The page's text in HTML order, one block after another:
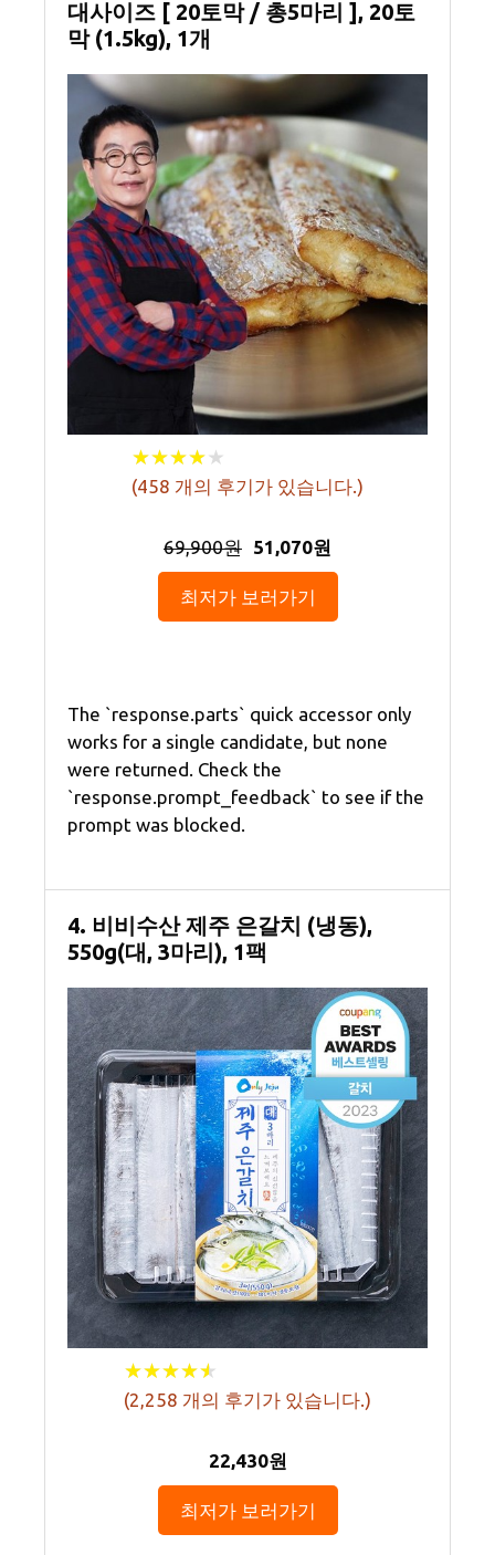
대사이즈 [ 20토막 / 총5마리 ], 20토
막 (1.5kg), 1개
★★★★★
★★★★★
(458 개의 후기가 있습니다.)
69,900원 51,070원
최저가 보러가기
The `response.parts` quick accessor only
works for a single candidate, but none
were returned. Check the
`response.prompt_feedback` to see if the
prompt was blocked.
4. 비비수산 제주 은갈치 (냉동),
550g(대, 3마리), 1팩
★★★★★
★★★★★
(2,258 개의 후기가 있습니다.)
22,430원
최저가 보러가기